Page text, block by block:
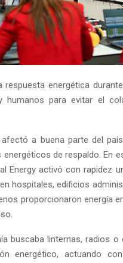
respuesta energética
humanos para evitar el
a buena parte del
de respaldo. En
Energy activó con rapidez
hospitales, edificios
proporcionaron energía
buscaba linternas, radios
energético, actuando